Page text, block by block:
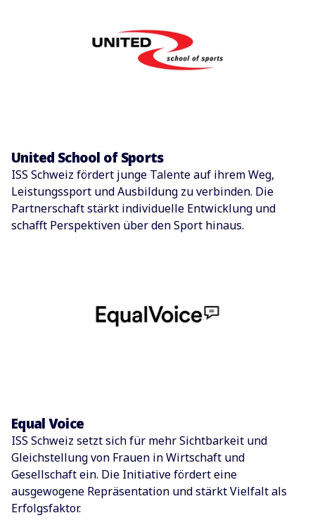
United School of Sports
ISS Schweiz fördert junge Talente auf ihrem Weg,
Leistungssport und Ausbildung zu verbinden. Die
Partnerschaft stärkt individuelle Entwicklung und
schafft Perspektiven über den Sport hinaus.
Equal Voice
ISS Schweiz setzt sich für mehr Sichtbarkeit und
Gleichstellung von Frauen in Wirtschaft und
Gesellschaft ein. Die Initiative fördert eine
ausgewogene Repräsentation und stärkt Vielfalt als
Erfolgsfaktor.